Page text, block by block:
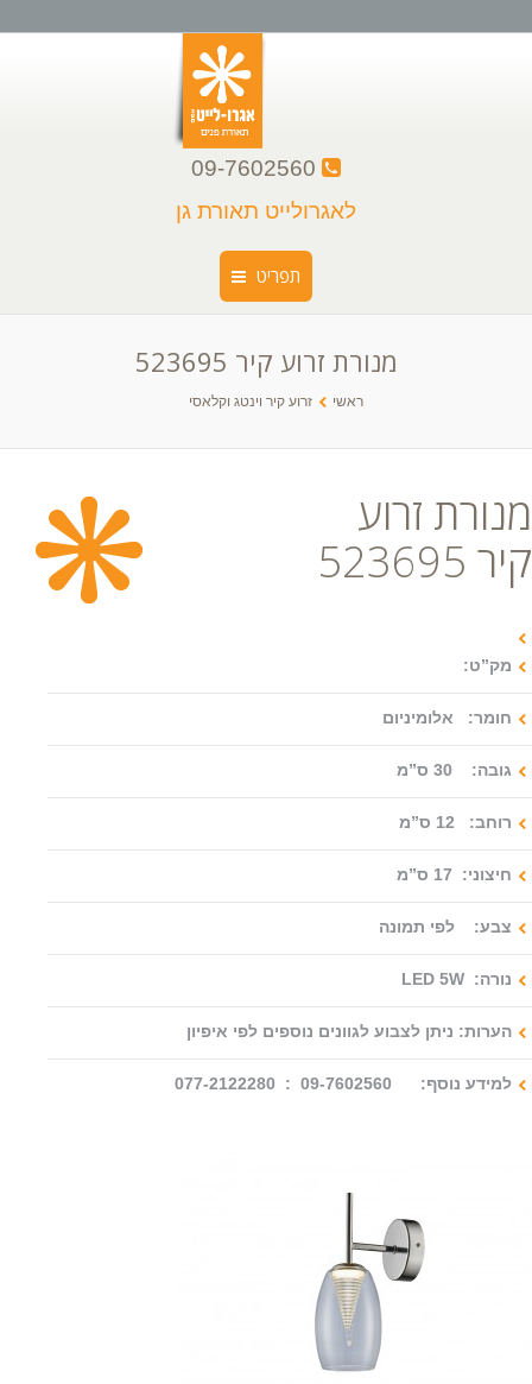
לאגרולייט תאורת גן
תפריט
ראשי
קצת עלינו
קטלוג גופי תאורה
גלריה
צור קשר
מנורת זרוע קיר 523695
ראשי זרוע קיר וינטג וקלאסי
מנורת זרוע
קיר 523695
מק”ט:
חומר: אלומיניום
גובה: 30 ס”מ
רוחב: 12 ס”מ
חיצוני: 17 ס”מ
צבע: לפי תמונה
נורה: LED 5W
הערות: ניתן לצבוע לגוונים נוספים לפי איפיון
למידע נוסף: 09-7602560 : 077-2122280